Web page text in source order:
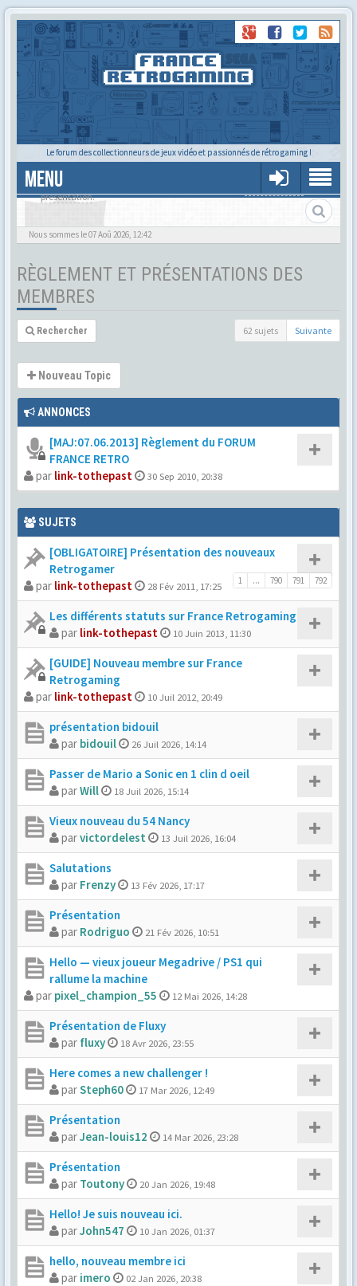
Le forum des collectionneurs de jeux vidéo et passionnés de rétro gaming !
MENU
Règlement et fonctionnement du forum.
Pour activer votre compte sur le forum, vous devez effectuer votre
présentation.
Nous sommes le 07 Aoû 2026, 12:42
RÈGLEMENT ET PRÉSENTATIONS DES
MEMBRES
Rechercher 62 sujets Suivante
Nouveau Topic
ANNONCES
[MAJ:07.06.2013] Règlement du FORUM
FRANCE RETRO
par link-tothepast 30 Sep 2010, 20:38
SUJETS
[OBLIGATOIRE] Présentation des nouveaux
Retrogamer
1 ... 790 791 792
par link-tothepast 28 Fév 2011, 17:25
Les différents statuts sur France Retrogaming
par link-tothepast 10 Juin 2013, 11:30
[GUIDE] Nouveau membre sur France
Retrogaming
par link-tothepast 10 Juil 2012, 20:49
présentation bidouil
par bidouil 26 Juil 2026, 14:14
Passer de Mario a Sonic en 1 clin d oeil
parWill 18 Juil 2026, 15:14
Vieux nouveau du 54 Nancy
parvictordelest 13 Juil 2026, 16:04
Salutations
par Frenzy 13 Fév 2026, 17:17
Présentation
par Rodriguo 21 Fév 2026, 10:51
Hello — vieux joueur Megadrive / PS1 qui
rallume la machine
par pixel_champion_55 12 Mai 2026, 14:28
Présentation de Fluxy
par fluxy 18 Avr 2026, 23:55
Here comes a new challenger !
parSteph60 17 Mar 2026, 12:49
Présentation
parJean-louis12 14 Mar 2026, 23:28
Présentation
par Toutony 20 Jan 2026, 19:48
Hello! Je suis nouveau ici.
parJohn547 10 Jan 2026, 01:37
hello, nouveau membre ici
par imero 02 Jan 2026, 20:38